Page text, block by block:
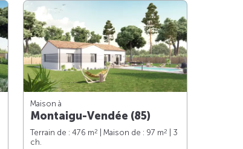
Maison à
Montaigu-Vendée (85)
Terrain de : 476 m2 | Maison de : 97 m2
| 3
ch.